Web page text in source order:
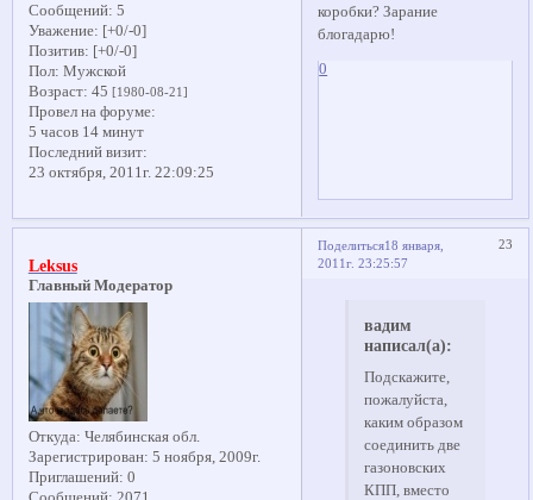
Сообщений: 5
Уважение: [+0/-0]
Позитив: [+0/-0]
Пол: Мужской
Возраст: 45 [1980-08-21]
Провел на форуме:
5 часов 14 минут
Последний визит:
23 октября, 2011г. 22:09:25
коробки? Зарание
блогадарю!
0
Поделиться 23
18 января,
2011г. 23:25:57
Leksus
Главный Модератор
Откуда: Челябинская обл.
Зарегистрирован: 5 ноября, 2009г.
Приглашений: 0
вадим
написал(а):
Подскажите,
пожалуйста,
каким образом
соединить две
газоновских
КПП, вместо